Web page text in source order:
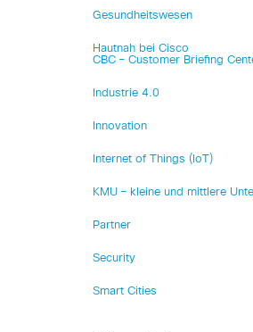
Gesundheitswesen
Hautnah bei Cisco
CBC – Customer Briefing
Industrie 4.0
Innovation
Internet of Things (IoT)
KMU – kleine und mittlere
Partner
Security
Smart Cities